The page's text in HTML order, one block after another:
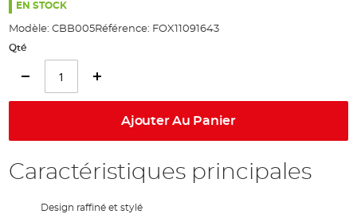
theEN STOCK
Modèle: CBB005Référence: FOX11091643
Qté
Ajouter Au Panier
Caractéristiques principales
Design raffiné et stylé